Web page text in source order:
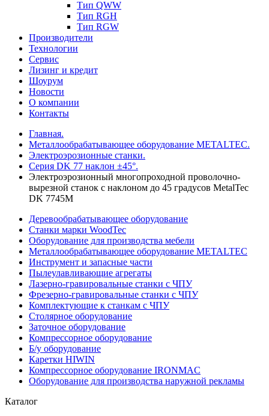
Тип QWW
Тип RGH
Тип RGW
Производители
Технологии
Сервис
Лизинг и кредит
Шоурум
Новости
О компании
Контакты
Главная.
Металлообрабатывающее оборудование METALTEC.
Электроэрозионные станки.
Серия DK 77 наклон ±45°.
Электроэрозионный многопроходной проволочно-
вырезной станок с наклоном до 45 градусов MetalTec
DK 7745M
Деревообрабатывающее оборудование
Станки марки WoodTec
Оборудование для производства мебели
Металлообрабатывающее оборудование METALTEC
Инструмент и запасные части
Пылеулавливающие агрегаты
Лазерно-гравировальные станки с ЧПУ
Фрезерно-гравировальные станки с ЧПУ
Комплектующие к станкам с ЧПУ
Столярное оборудование
Заточное оборудование
Компрессорное оборудование
Б/у оборудование
Каретки HIWIN
Компрессорное оборудование IRONMAC
Оборудование для производства наружной рекламы
Каталог